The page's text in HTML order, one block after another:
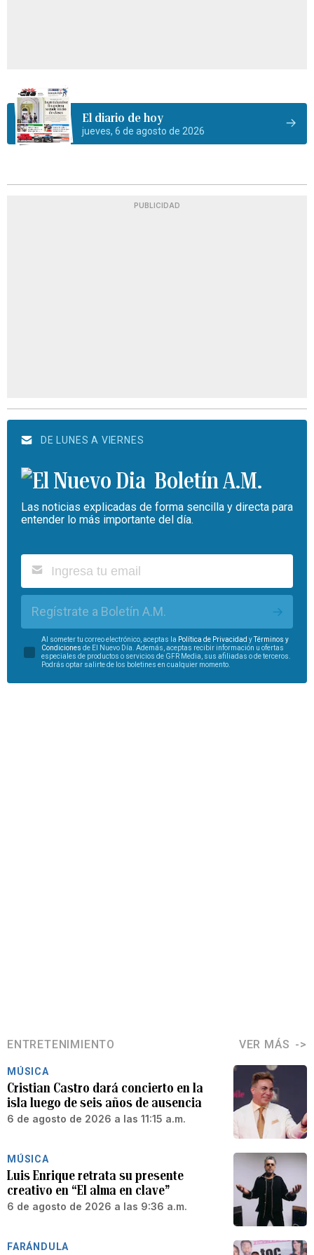
El diario de hoy
jueves, 6 de agosto de 2026
PUBLICIDAD
DE LUNES A VIERNES
Boletín A.M.
Las noticias explicadas de forma sencilla y directa para
entender lo más importante del día.
Regístrate a Boletín A.M.
Al someter tu correo electrónico, aceptas la Política de Privacidad y
Términos y
Condiciones de El Nuevo Día. Además, aceptas recibir información u ofertas
especiales de productos o servicios de GFR Media, sus afiliadas o de terceros.
Podrás optar salirte de los boletines en cualquier momento.
ENTRETENIMIENTO VER MÁS
MÚSICA
Cristian Castro dará concierto en la
isla luego de seis años de ausencia
6 de agosto de 2026 a las 11:15 a.m.
MÚSICA
Luis Enrique retrata su presente
creativo en “El alma en clave”
6 de agosto de 2026 a las 9:36 a.m.
FARÁNDULA